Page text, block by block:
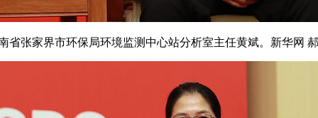
省张家界市环保局环境监测中心站分析室主任黄斌。新华网